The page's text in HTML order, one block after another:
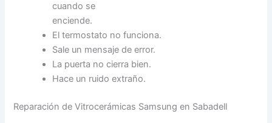
cuando se
enciende.
El termostato no funciona.
Sale un mensaje de error.
La puerta no cierra bien.
Hace un ruido extraño.
Reparación de Vitrocerámicas Samsung en Sabadell